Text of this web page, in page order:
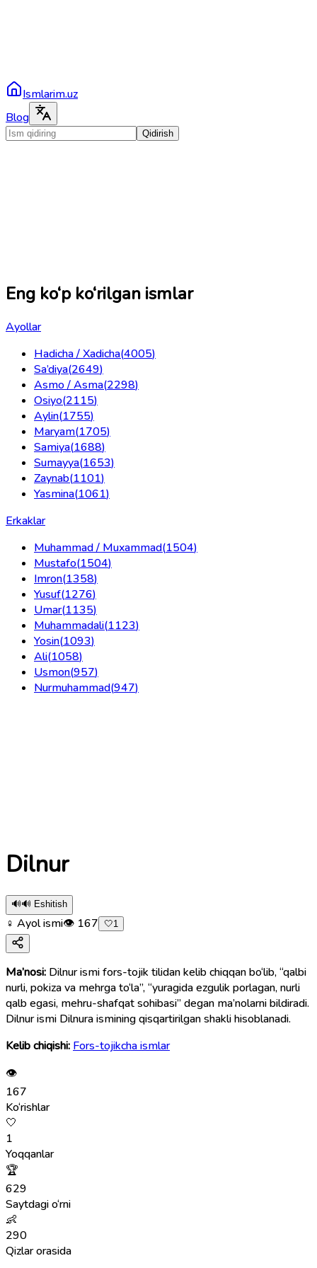
Ismlarim.uz
Blog
Qidirish
Eng ko‘p ko‘rilgan ismlar
Ayollar
Hadicha / Xadicha(4005)
Sa’diya(2649)
Asmo / Asma(2298)
Osiyo(2115)
Aylin(1755)
Maryam(1705)
Samiya(1688)
Sumayya(1653)
Zaynab(1101)
Yasmina(1061)
Erkaklar
Muhammad / Muxammad(1504)
Mustafo(1504)
Imron(1358)
Yusuf(1276)
Umar(1135)
Muhammadali(1123)
Yosin(1093)
Ali(1058)
Usmon(957)
Nurmuhammad(947)
Dilnur
🔊🔊 Eshitish
♀ Ayol ismi👁 167 🤍1
Ma’nosi: Dilnur ismi fors-tojik tilidan kelib chiqqan bo‘lib, “qalbi
nurli, pokiza va mehrga to‘la”, “yuragida ezgulik porlagan, nurli
qalb egasi, mehru-shafqat sohibasi” degan ma’nolarni bildiradi.
Dilnur ismi Dilnura ismining qisqartirilgan shakli hisoblanadi.
Kelib chiqishi: Fors-tojikcha ismlar
👁
167
Ko‘rishlar
🤍
1
Yoqqanlar
🏆
629
Saytdagi o‘rni
👶
290
Qizlar orasida